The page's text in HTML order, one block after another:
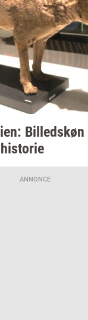
Bil­leds­køn
hi­sto­rie
ANNONCE